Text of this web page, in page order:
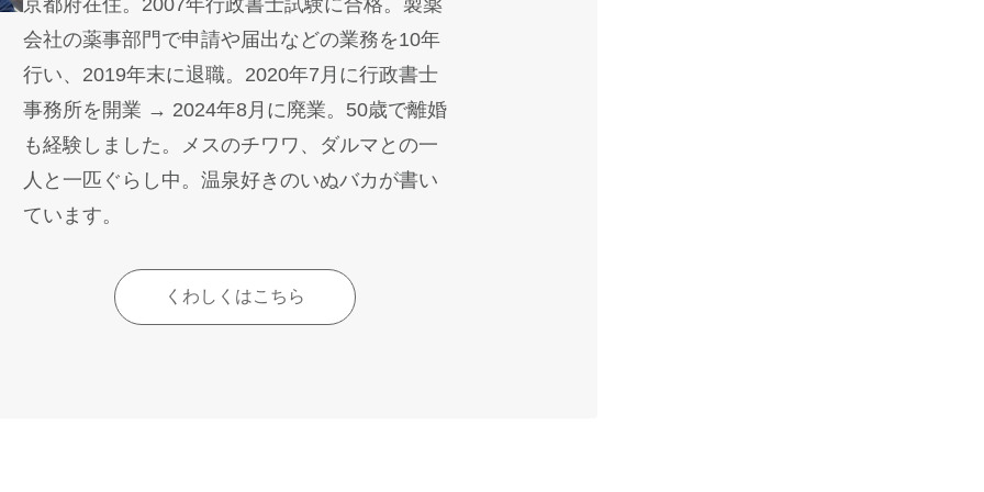
京都府在住。2007年行政書士試験に合格。製薬
会社の薬事部門で申請や届出などの業務を10年
行い、2019年末に退職。2020年7月に行政書士
事務所を開業 → 2024年8月に廃業。50歳で離婚
も経験しました。メスのチワワ、ダルマとの一
人と一匹ぐらし中。温泉好きのいぬバカが書い
ています。
くわしくはこちら